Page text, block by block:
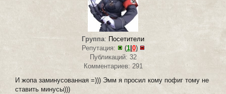
Группа: Посетители
Репутация:
(1| 0)
Публикаций: 32
Комментариев: 291
И жопа заминусованная =))) Эмм я просил кому пофиг тому не
ставить минусы)))